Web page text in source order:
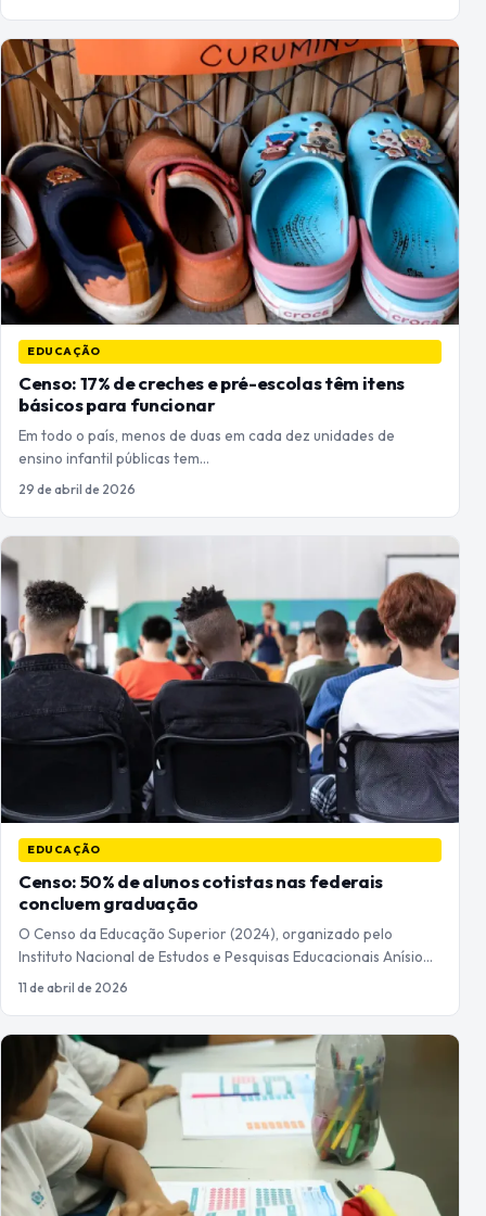
EDUCAÇÃO
Censo: 17% de creches e pré-escolas têm itens
básicos para funcionar
Em todo o país, menos de duas em cada dez unidades de
ensino infantil públicas tem…
29 de abril de 2026
EDUCAÇÃO
Censo: 50% de alunos cotistas nas federais
concluem graduação
O Censo da Educação Superior (2024), organizado pelo
Instituto Nacional de Estudos e Pesquisas Educacionais Anísio…
11 de abril de 2026